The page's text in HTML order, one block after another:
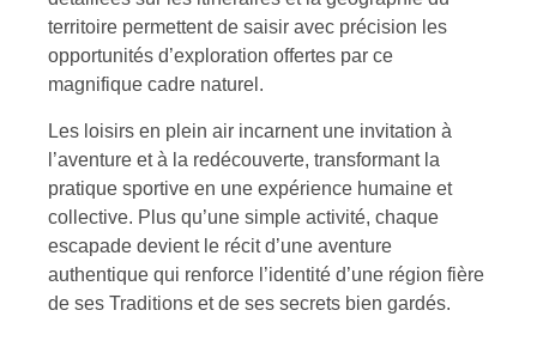
territoire permettent de saisir avec précision les
opportunités d’exploration offertes par ce
magnifique cadre naturel.
Les loisirs en plein air incarnent une invitation à
l’aventure et à la redécouverte, transformant la
pratique sportive en une expérience humaine et
collective. Plus qu’une simple activité, chaque
escapade devient le récit d’une aventure
authentique qui renforce l’identité d’une région fière
de ses Traditions et de ses secrets bien gardés.